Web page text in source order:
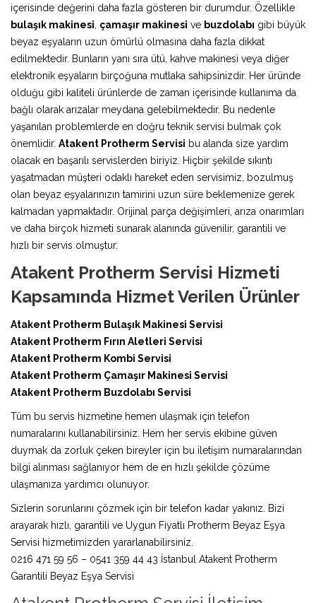
içerisinde değerini daha fazla gösteren bir durumdur. Özellikle
bulaşık makinesi çamaşır makinesi ve buzdolabı gibi büyük
beyaz eşyaların uzun ömürlü olmasına daha fazla dikkat
edilmektedir. Bunların yanı sıra ütü, kahve makinesi veya diğer
elektronik eşyaların birçoğuna mutlaka sahipsinizdir. Her üründe
olduğu gibi kaliteli ürünlerde de zaman içerisinde kullanıma da
bağlı olarak arızalar meydana gelebilmektedir. Bu nedenle
yaşanılan problemlerde en doğru teknik servisi bulmak çok
önemlidir. Atakent Protherm Servisi bu alanda size yardım
olacak en başarılı servislerden biriyiz. Hiçbir şekilde sıkıntı
yaşatmadan müşteri odaklı hareket eden servisimiz, bozulmuş
olan beyaz eşyalarınızın tamirini uzun süre beklemenize gerek
kalmadan yapmaktadır. Orijinal parça değişimleri, arıza onarımları
ve daha birçok hizmeti sunarak alanında güvenilir, garantili ve
hızlı bir servis olmuştur.
Atakent Protherm Servisi Hizmeti
Kapsamında Hizmet Verilen Ürünler
Atakent Protherm Bulaşık Makinesi Servisi
Atakent Protherm Fırın Aletleri Servisi
Atakent Protherm Kombi Servisi
Atakent Protherm Çamaşır Makinesi Servisi
Atakent Protherm Buzdolabı Servisi
Tüm bu servis hizmetine hemen ulaşmak için telefon
numaralarını kullanabilirsiniz. Hem her servis ekibine güven
duymak da zorluk çeken bireyler için bu iletişim numaralarından
bilgi alınması sağlanıyor hem de en hızlı şekilde çözüme
ulaşmanıza yardımcı olunuyor.
Sizlerin sorunlarını çözmek için bir telefon kadar yakınız. Bizi
arayarak hızlı, garantili ve Uygun Fiyatlı Protherm Beyaz Eşya
Servisi hizmetimizden yararlanabilirsiniz.
0216 471 59 56 – 0541 359 44 43 İstanbul Atakent Protherm
Garantili Beyaz Eşya Servisi